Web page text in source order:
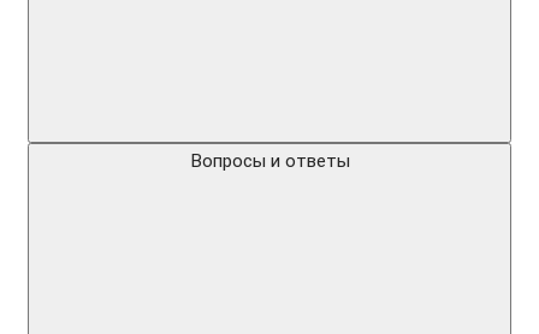
Вопросы и ответы